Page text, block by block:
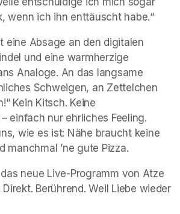
wenn ich ihn enttäuscht habe.“
eine Absage an den digitalen
und eine warmherzige
Analoge. An das langsame
Schweigen, an Zettelchen
Kein Kitsch. Keine
einfach nur ehrliches Feeling.
wie es ist: Nähe braucht keine
manchmal ’ne gute Pizza.
das neue Live-Programm von Atze
Berührend. Weil Liebe wieder